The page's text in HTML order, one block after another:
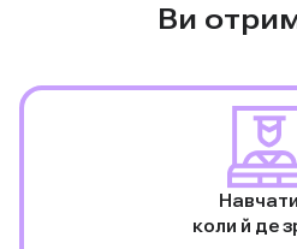
Ви
коли й де